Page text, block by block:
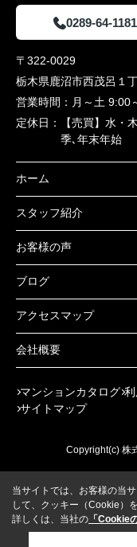
0289-64-1181
〒322-0029
栃木県鹿沼市西茂呂１
営業時間： 月～土 9:00
定休日：
【売買】水・
季､年末年始
ホーム
スタッフ紹介
お客様の声
ブログ
アクセスマップ
会社概要
マンションカタログ
サイトマップ
Copyright(c) 株
当サイトでは、お客様の当
して、クッキー（Cookie）
詳しくは、当社の 「Cookie